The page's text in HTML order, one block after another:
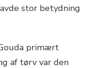
stor betydning
primært
af tørv var den